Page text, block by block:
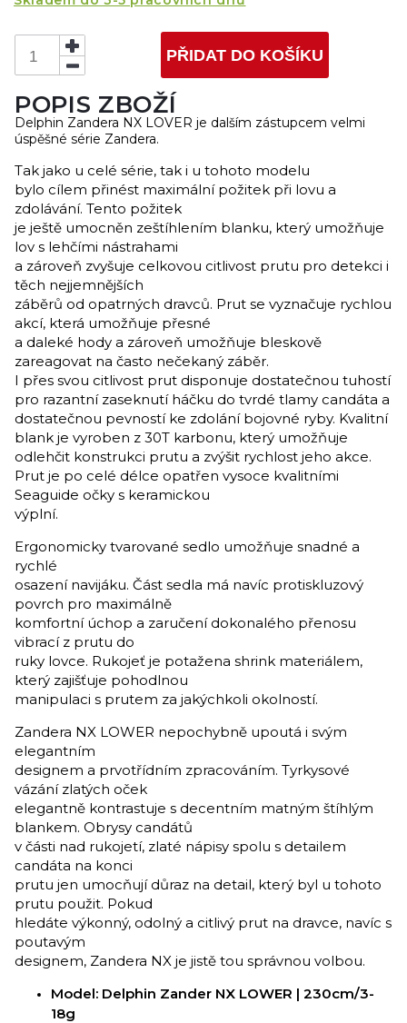
PŘIDAT DO KOŠÍKU
POPIS ZBOŽÍ
Delphin Zandera NX LOVER je dalším zástupcem velmi
úspěšné série Zandera.
Tak jako u celé série, tak i u tohoto modelu
bylo cílem přinést maximální požitek při lovu a
zdolávání. Tento požitek
je ještě umocněn zeštíhlením blanku, který umožňuje
lov s lehčími nástrahami
a zároveň zvyšuje celkovou citlivost prutu pro detekci i
těch nejjemnějších
záběrů od opatrných dravců. Prut se vyznačuje rychlou
akcí, která umožňuje přesné
a daleké hody a zároveň umožňuje bleskově
zareagovat na často nečekaný záběr.
I přes svou citlivost prut disponuje dostatečnou tuhostí
pro razantní zaseknutí háčku do tvrdé tlamy candáta a
dostatečnou pevností ke zdolání bojovné ryby. Kvalitní
blank je vyroben z 30T karbonu, který umožňuje
odlehčit konstrukci prutu a zvýšit rychlost jeho akce.
Prut je po celé délce opatřen vysoce kvalitními
Seaguide očky s keramickou
výplní.
Ergonomicky tvarované sedlo umožňuje snadné a
rychlé
osazení navijáku. Část sedla má navíc protiskluzový
povrch pro maximálně
komfortní úchop a zaručení dokonalého přenosu
vibrací z prutu do
ruky lovce. Rukojeť je potažena shrink materiálem,
který zajišťuje pohodlnou
manipulaci s prutem za jakýchkoli okolností.
Zandera NX LOWER nepochybně upoutá i svým
elegantním
designem a prvotřídním zpracováním. Tyrkysové
vázání zlatých oček
elegantně kontrastuje s decentním matným štíhlým
blankem. Obrysy candátů
v části nad rukojetí, zlaté nápisy spolu s detailem
candáta na konci
prutu jen umocňují důraz na detail, který byl u tohoto
prutu použit. Pokud
hledáte výkonný, odolný a citlivý prut na dravce, navíc s
poutavým
designem, Zandera NX je jistě tou správnou volbou.
Model: Delphin Zander NX LOWER | 230cm/3-
18g